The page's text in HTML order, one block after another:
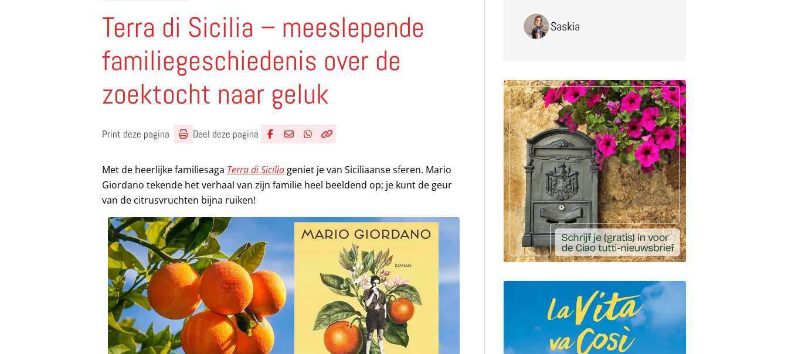
Terra di Sicilia – meeslepende
familiegeschiedenis over de
zoektocht naar geluk
Print deze pagina
Deel deze pagina
Met de heerlijke familiesaga Terra di Sicilia geniet je van Siciliaanse sferen. Mario
Giordano tekende het verhaal van zijn familie heel beeldend op; je kunt de geur
van de citrusvruchten bijna ruiken!
Saskia